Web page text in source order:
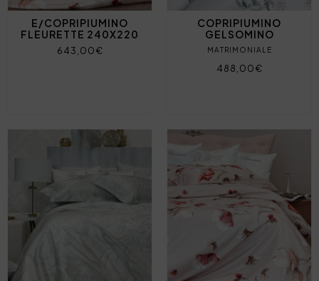
E/COPRIPIUMINO
FLEURETTE 240X220
643,00€
COPRIPIUMINO
GELSOMINO
MATRIMONIALE
488,00€